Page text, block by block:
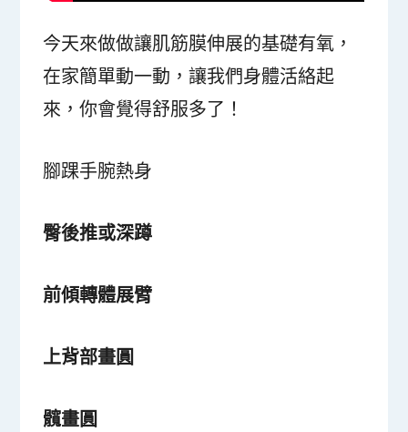
今天來做做讓肌筋膜伸展的基礎有氧，
在家簡單動一動，讓我們身體活絡起
來，你會覺得舒服多了！
腳踝手腕熱身
臀後推或深蹲
前傾轉體展臂
上背部畫圓
髖畫圓